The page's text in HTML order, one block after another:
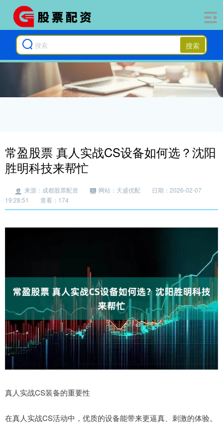
搜索
常盈股票 真人实战CS设备如何选？沈阳
胜明科技来帮忙
来源：成都股票配资 网站：天盛优配
日期：2026-02-07
19:28:51
查看：174
真人实战CS装备的重要性
在真人实战CS活动中，优质的设备能带来更逼真、刺激的体验。